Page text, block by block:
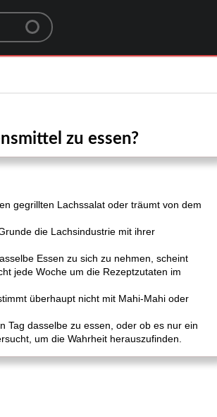
zu essen?
gegrillten Lachssalat oder träumt von dem
die Lachsindustrie mit ihrer
Essen zu sich zu nehmen, scheint
jede Woche um die Rezeptzutaten im
überhaupt nicht mit Mahi-Mahi oder
Tag dasselbe zu essen, oder ob es nur ein
um die Wahrheit herauszufinden.